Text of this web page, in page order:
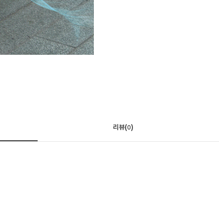
리뷰(0)